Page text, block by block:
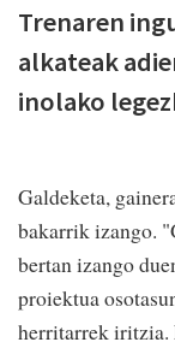
Trenaren
alkateak
inolako
Galdeketa,
bakarrik izango.
bertan izango
proiektua
herritarrek iritzia.